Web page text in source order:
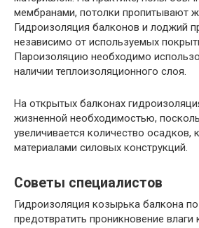
мембранами, потолки пропитывают
Гидроизоляция балконов и лоджий
независимо от используемых
Пароизоляцию необходимо
наличии теплоизоляционного слоя.
На открытых балконах
жизненной необходимостью,
увеличивается количество осадков,
материалами силовых конструкций.
Советы специалистов
Гидроизоляция козырька балкона
предотвратить проникновение влаги